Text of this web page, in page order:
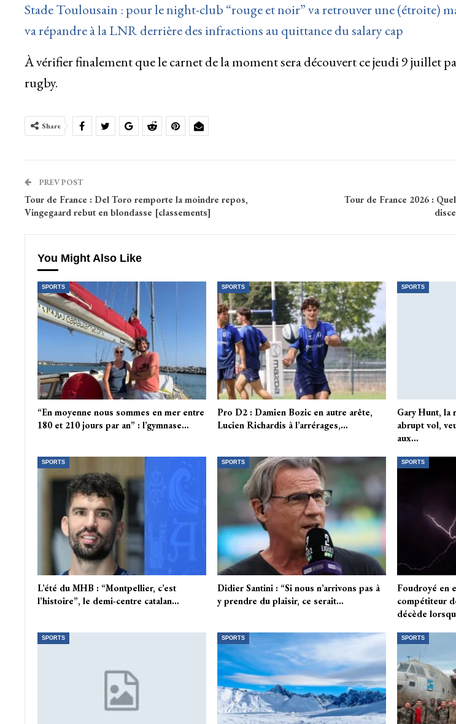
Stade Toulousain : pour le night-club “rouge et noir” va retrouver une (étroite)
va répandre à la LNR derrière des infractions au quittance du salary cap
À vérifier finalement que le carnet de la moment sera découvert ce jeudi 9 juillet
rugby.
Share
PREV POST
Tour de France : Del Toro remporte la moindre repos,
Vingegaard rebut en blondasse [classements]
Tour de France 2026 :
You Might Also Like
SPORTS
“En moyenne nous sommes en mer entre
180 et 210 jours par an” : l’gymnase…
SPORTS
Pro D2 : Damien Bozic en autre arête,
Lucien Richardis à l’arrérages,…
SPORTS
Gary Hunt, la
abrupt vol,
aux…
SPORTS
L’été du MHB : “Montpellier, c’est
l’histoire”, le demi-centre catalan…
SPORTS
Didier Santini : “Si nous n’arrivons pas à
y prendre du plaisir, ce serait…
SPORTS
Foudroyé en
compétiteur
décède
SPORTS SPORTS SPORTS